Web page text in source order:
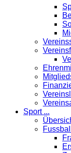
Sport ...
Fussball